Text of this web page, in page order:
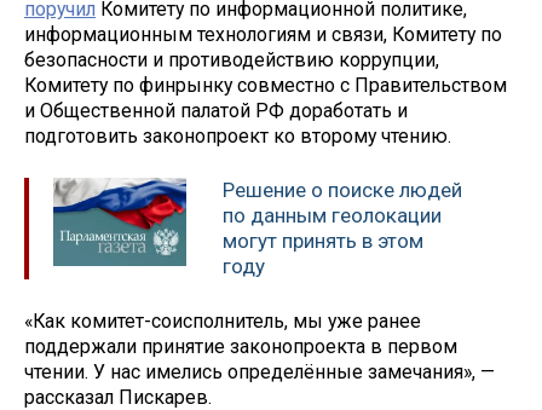
поручил Комитету по информационной политике,
информационным технологиям и связи, Комитету по
безопасности и противодействию коррупции,
Комитету по финрынку совместно с Правительством
и Общественной палатой РФ доработать и
подготовить законопроект ко второму чтению.
Решение о поиске людей
по данным геолокации
могут принять в этом
году
«Как комитет-соисполнитель, мы уже ранее
поддержали принятие законопроекта в первом
чтении. У нас имелись определённые замечания», —
рассказал Пискарев.